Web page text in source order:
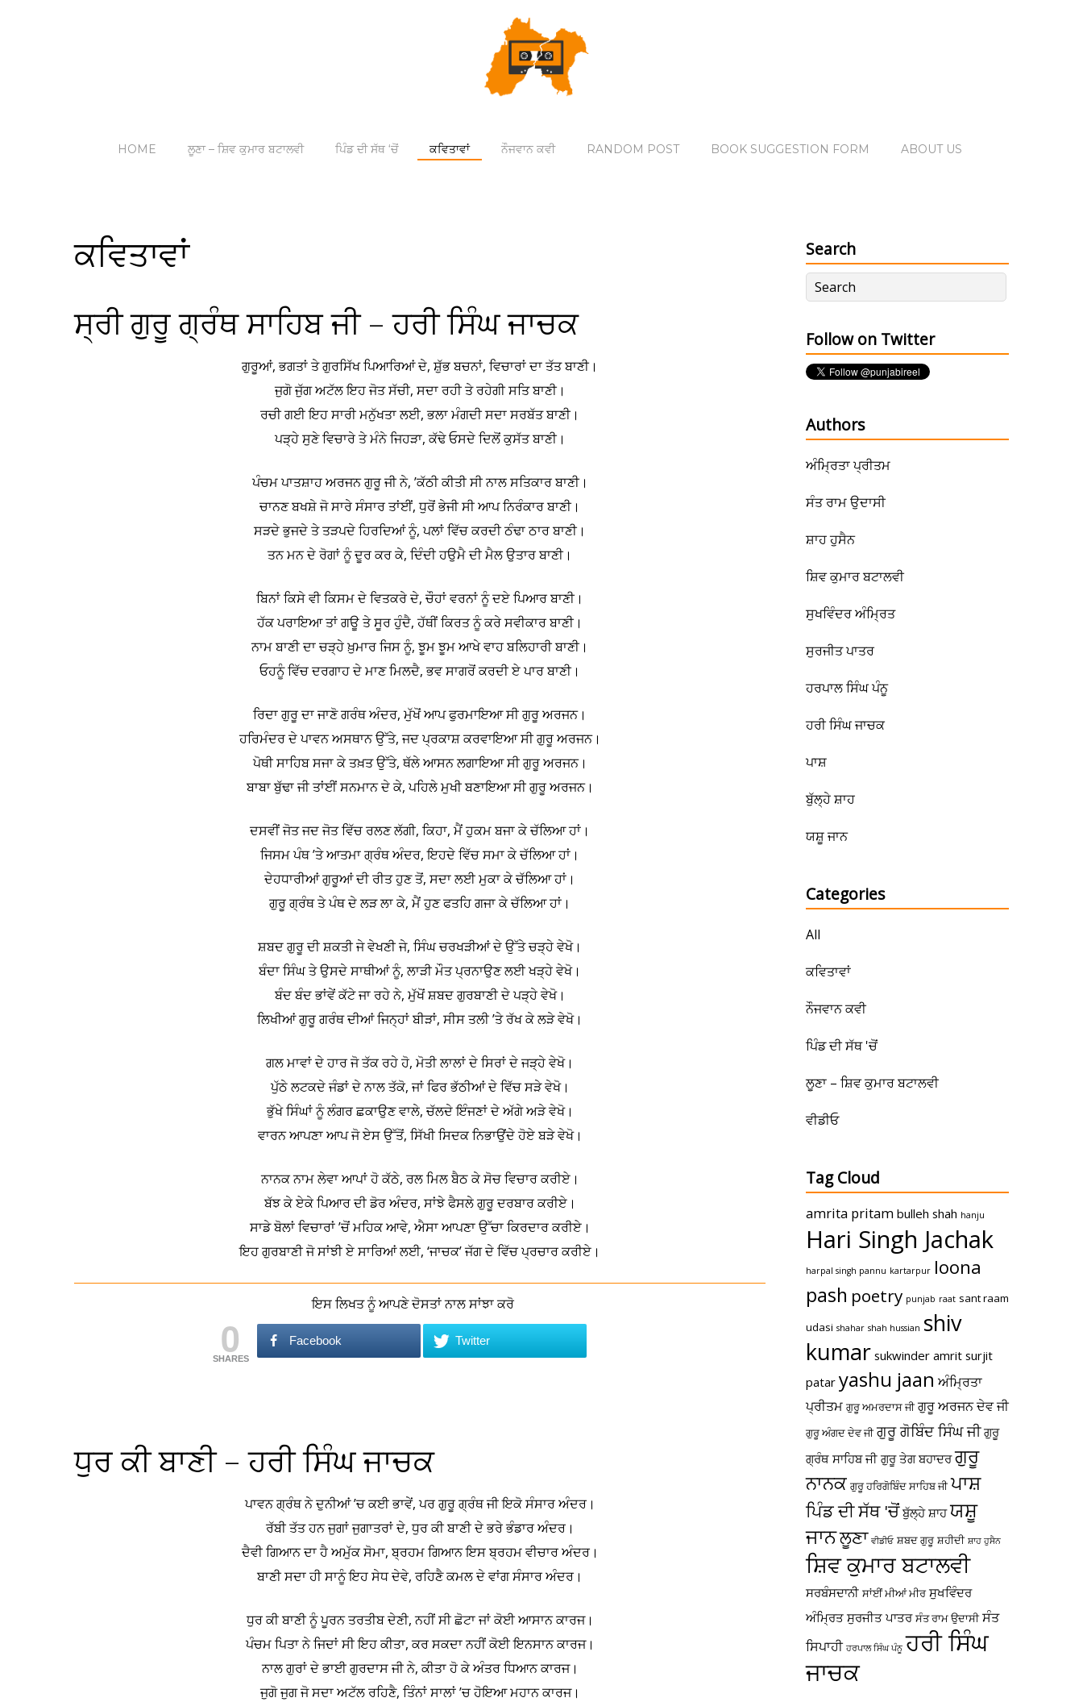
HOME ਲੂਣਾ – ਸ਼ਿਵ ਕੁਮਾਰ ਬਟਾਲਵੀ ਪਿੰਡ ਦੀ ਸੱਥ ‘ਚੋਂ ਕਵਿਤਾਵਾਂ ਨੌਜਵਾਨ ਕਵੀ RANDOM POST BOOK SUGGESTION FORM ABOUT US
ਕਵਿਤਾਵਾਂ
ਸ੍ਰੀ ਗੁਰੂ ਗ੍ਰੰਥ ਸਾਹਿਬ ਜੀ – ਹਰੀ ਸਿੰਘ ਜਾਚਕ
ਗੁਰੂਆਂ, ਭਗਤਾਂ ਤੇ ਗੁਰਸਿੱਖ ਪਿਆਰਿਆਂ ਦੇ, ਸ਼ੁੱਭ ਬਚਨਾਂ, ਵਿਚਾਰਾਂ ਦਾ ਤੱਤ ਬਾਣੀ।
ਜੁਗੋ ਜੁੱਗ ਅਟੱਲ ਇਹ ਜੋਤ ਸੱਚੀ, ਸਦਾ ਰਹੀ ਤੇ ਰਹੇਗੀ ਸਤਿ ਬਾਣੀ।
ਰਚੀ ਗਈ ਇਹ ਸਾਰੀ ਮਨੁੱਖਤਾ ਲਈ, ਭਲਾ ਮੰਗਦੀ ਸਦਾ ਸਰਬੱਤ ਬਾਣੀ।
ਪੜ੍ਹੇ ਸੁਣੇ ਵਿਚਾਰੇ ਤੇ ਮੰਨੇ ਜਿਹੜਾ, ਕੱਢੇ ਓਸਦੇ ਦਿਲੋਂ ਕੁਸੱਤ ਬਾਣੀ।
ਪੰਚਮ ਪਾਤਸ਼ਾਹ ਅਰਜਨ ਗੁਰੂ ਜੀ ਨੇ, ’ਕੱਠੀ ਕੀਤੀ ਸੀ ਨਾਲ ਸਤਿਕਾਰ ਬਾਣੀ।
ਚਾਨਣ ਬਖਸ਼ੇ ਜੋ ਸਾਰੇ ਸੰਸਾਰ ਤਾਂਈਂ, ਧੁਰੋਂ ਭੇਜੀ ਸੀ ਆਪ ਨਿਰੰਕਾਰ ਬਾਣੀ।
ਸੜਦੇ ਭੁਜਦੇ ਤੇ ਤੜਪਦੇ ਹਿਰਦਿਆਂ ਨੂੰ, ਪਲਾਂ ਵਿੱਚ ਕਰਦੀ ਠੰਢਾ ਠਾਰ ਬਾਣੀ।
ਤਨ ਮਨ ਦੇ ਰੋਗਾਂ ਨੂੰ ਦੂਰ ਕਰ ਕੇ, ਦਿੰਦੀ ਹਉਮੈ ਦੀ ਮੈਲ ਉਤਾਰ ਬਾਣੀ।
ਬਿਨਾਂ ਕਿਸੇ ਵੀ ਕਿਸਮ ਦੇ ਵਿਤਕਰੇ ਦੇ, ਚੌਹਾਂ ਵਰਨਾਂ ਨੂੰ ਦਏ ਪਿਆਰ ਬਾਣੀ।
ਹੱਕ ਪਰਾਇਆ ਤਾਂ ਗਊ ਤੇ ਸੂਰ ਹੁੰਦੈ, ਹੱਥੀਂ ਕਿਰਤ ਨੂੰ ਕਰੇ ਸਵੀਕਾਰ ਬਾਣੀ।
ਨਾਮ ਬਾਣੀ ਦਾ ਚੜ੍ਹੇ ਖ਼ੁਮਾਰ ਜਿਸ ਨੂੰ, ਝੂਮ ਝੂਮ ਆਖੇ ਵਾਹ ਬਲਿਹਾਰੀ ਬਾਣੀ।
ਓਹਨੂੰ ਵਿੱਚ ਦਰਗਾਹ ਦੇ ਮਾਣ ਮਿਲਦੈ, ਭਵ ਸਾਗਰੋਂ ਕਰਦੀ ਏ ਪਾਰ ਬਾਣੀ।
ਰਿਦਾ ਗੁਰੂ ਦਾ ਜਾਣੋ ਗਰੰਥ ਅੰਦਰ, ਮੁੱਖੋਂ ਆਪ ਫੁਰਮਾਇਆ ਸੀ ਗੁਰੂ ਅਰਜਨ।
ਹਰਿਮੰਦਰ ਦੇ ਪਾਵਨ ਅਸਥਾਨ ਉੱਤੇ, ਜਦ ਪ੍ਰਕਾਸ਼ ਕਰਵਾਇਆ ਸੀ ਗੁਰੂ ਅਰਜਨ।
ਪੋਥੀ ਸਾਹਿਬ ਸਜਾ ਕੇ ਤਖ਼ਤ ਉੱਤੇ, ਥੱਲੇ ਆਸਨ ਲਗਾਇਆ ਸੀ ਗੁਰੂ ਅਰਜਨ।
ਬਾਬਾ ਬੁੱਢਾ ਜੀ ਤਾਂਈਂ ਸਨਮਾਨ ਦੇ ਕੇ, ਪਹਿਲੇ ਮੁਖੀ ਬਣਾਇਆ ਸੀ ਗੁਰੂ ਅਰਜਨ।
ਦਸਵੀਂ ਜੋਤ ਜਦ ਜੋਤ ਵਿੱਚ ਰਲਣ ਲੱਗੀ, ਕਿਹਾ, ਮੈਂ ਹੁਕਮ ਬਜਾ ਕੇ ਚੱਲਿਆ ਹਾਂ।
ਜਿਸਮ ਪੰਥ ’ਤੇ ਆਤਮਾ ਗ੍ਰੰਥ ਅੰਦਰ, ਇਹਦੇ ਵਿੱਚ ਸਮਾ ਕੇ ਚੱਲਿਆ ਹਾਂ।
ਦੇਹਧਾਰੀਆਂ ਗੁਰੂਆਂ ਦੀ ਰੀਤ ਹੁਣ ਤੋਂ, ਸਦਾ ਲਈ ਮੁਕਾ ਕੇ ਚੱਲਿਆ ਹਾਂ।
ਗੁਰੂ ਗ੍ਰੰਥ ਤੇ ਪੰਥ ਦੇ ਲੜ ਲਾ ਕੇ, ਮੈਂ ਹੁਣ ਫਤਹਿ ਗਜਾ ਕੇ ਚੱਲਿਆ ਹਾਂ।
ਸ਼ਬਦ ਗੁਰੂ ਦੀ ਸ਼ਕਤੀ ਜੇ ਵੇਖਣੀ ਜੇ, ਸਿੰਘ ਚਰਖੜੀਆਂ ਦੇ ਉੱਤੇ ਚੜ੍ਹੇ ਵੇਖੋ।
ਬੰਦਾ ਸਿੰਘ ਤੇ ਉਸਦੇ ਸਾਥੀਆਂ ਨੂੰ, ਲਾੜੀ ਮੌਤ ਪ੍ਰਨਾਉਣ ਲਈ ਖੜ੍ਹੇ ਵੇਖੋ।
ਬੰਦ ਬੰਦ ਭਾਂਵੇਂ ਕੱਟੇ ਜਾ ਰਹੇ ਨੇ, ਮੁੱਖੋਂ ਸ਼ਬਦ ਗੁਰਬਾਣੀ ਦੇ ਪੜ੍ਹੇ ਵੇਖੋ।
ਲਿਖੀਆਂ ਗੁਰੂ ਗਰੰਥ ਦੀਆਂ ਜਿਨ੍ਹਾਂ ਬੀੜਾਂ, ਸੀਸ ਤਲੀ ’ਤੇ ਰੱਖ ਕੇ ਲੜੇ ਵੇਖੋ।
ਗਲ ਮਾਵਾਂ ਦੇ ਹਾਰ ਜੋ ਤੱਕ ਰਹੇ ਹੋ, ਮੋਤੀ ਲਾਲਾਂ ਦੇ ਸਿਰਾਂ ਦੇ ਜੜ੍ਹੇ ਵੇਖੋ।
ਪੁੱਠੇ ਲਟਕਦੇ ਜੰਡਾਂ ਦੇ ਨਾਲ ਤੱਕੋ, ਜਾਂ ਫਿਰ ਭੱਠੀਆਂ ਦੇ ਵਿੱਚ ਸੜੇ ਵੇਖੋ।
ਭੁੱਖੇ ਸਿੰਘਾਂ ਨੂੰ ਲੰਗਰ ਛਕਾਉਣ ਵਾਲੇ, ਚੱਲਦੇ ਇੰਜਣਾਂ ਦੇ ਅੱਗੇ ਅੜੇ ਵੇਖੋ।
ਵਾਰਨ ਆਪਣਾ ਆਪ ਜੋ ਏਸ ਉੱਤੋਂ, ਸਿੱਖੀ ਸਿਦਕ ਨਿਭਾਉਂਦੇ ਹੋਏ ਬੜੇ ਵੇਖੋ।
ਨਾਨਕ ਨਾਮ ਲੇਵਾ ਆਪਾਂ ਹੋ ਕੱਠੇ, ਰਲ ਮਿਲ ਬੈਠ ਕੇ ਸੋਚ ਵਿਚਾਰ ਕਰੀਏ।
ਬੱਝ ਕੇ ਏਕੇ ਪਿਆਰ ਦੀ ਡੋਰ ਅੰਦਰ, ਸਾਂਝੇ ਫੈਸਲੇ ਗੁਰੂ ਦਰਬਾਰ ਕਰੀਏ।
ਸਾਡੇ ਬੋਲਾਂ ਵਿਚਾਰਾਂ ’ਚੋਂ ਮਹਿਕ ਆਵੇ, ਐਸਾ ਆਪਣਾ ਉੱਚਾ ਕਿਰਦਾਰ ਕਰੀਏ।
ਇਹ ਗੁਰਬਾਣੀ ਜੋ ਸਾਂਝੀ ਏ ਸਾਰਿਆਂ ਲਈ, ‘ਜਾਚਕ’ ਜੱਗ ਦੇ ਵਿੱਚ ਪ੍ਰਚਾਰ ਕਰੀਏ।
ਇਸ ਲਿਖਤ ਨੂੰ ਆਪਣੇ ਦੋਸਤਾਂ ਨਾਲ ਸਾਂਝਾ ਕਰੋ
0
SHARES
Facebook Twitter
ਧੁਰ ਕੀ ਬਾਣੀ – ਹਰੀ ਸਿੰਘ ਜਾਚਕ
ਪਾਵਨ ਗ੍ਰੰਥ ਨੇ ਦੁਨੀਆਂ ’ਚ ਕਈ ਭਾਵੇਂ, ਪਰ ਗੁਰੂ ਗ੍ਰੰਥ ਜੀ ਇਕੋ ਸੰਸਾਰ ਅੰਦਰ।
ਰੱਬੀ ਤੱਤ ਹਨ ਜੁਗਾਂ ਜੁਗਾਤਰਾਂ ਦੇ, ਧੁਰ ਕੀ ਬਾਣੀ ਦੇ ਭਰੇ ਭੰਡਾਰ ਅੰਦਰ।
ਦੈਵੀ ਗਿਆਨ ਦਾ ਹੈ ਅਮੁੱਕ ਸੋਮਾ, ਬ੍ਰਹਮ ਗਿਆਨ ਇਸ ਬ੍ਰਹਮ ਵੀਚਾਰ ਅੰਦਰ।
ਬਾਣੀ ਸਦਾ ਹੀ ਸਾਨੂੰ ਇਹ ਸੇਧ ਦੇਵੇ, ਰਹਿਣੈ ਕਮਲ ਦੇ ਵਾਂਗ ਸੰਸਾਰ ਅੰਦਰ।
ਧੁਰ ਕੀ ਬਾਣੀ ਨੂੰ ਪੂਰਨ ਤਰਤੀਬ ਦੇਣੀ, ਨਹੀਂ ਸੀ ਛੋਟਾ ਜਾਂ ਕੋਈ ਆਸਾਨ ਕਾਰਜ।
ਪੰਚਮ ਪਿਤਾ ਨੇ ਜਿਦਾਂ ਸੀ ਇਹ ਕੀਤਾ, ਕਰ ਸਕਦਾ ਨਹੀਂ ਕੋਈ ਇਨਸਾਨ ਕਾਰਜ।
ਨਾਲ ਗੁਰਾਂ ਦੇ ਭਾਈ ਗੁਰਦਾਸ ਜੀ ਨੇ, ਕੀਤਾ ਹੋ ਕੇ ਅੰਤਰ ਧਿਆਨ ਕਾਰਜ।
ਜੁਗੋ ਜੁਗ ਜੋ ਸਦਾ ਅਟੱਲ ਰਹਿਣੈ, ਤਿੰਨਾਂ ਸਾਲਾਂ ’ਚ ਹੋਇਆ ਮਹਾਨ ਕਾਰਜ।
Search
Follow on Twitter
Authors
ਅੰਮ੍ਰਿਤਾ ਪ੍ਰੀਤਮ
ਸੰਤ ਰਾਮ ਉਦਾਸੀ
ਸ਼ਾਹ ਹੁਸੈਨ
ਸ਼ਿਵ ਕੁਮਾਰ ਬਟਾਲਵੀ
ਸੁਖਵਿੰਦਰ ਅੰਮ੍ਰਿਤ
ਸੁਰਜੀਤ ਪਾਤਰ
ਹਰਪਾਲ ਸਿੰਘ ਪੰਨੂ
ਹਰੀ ਸਿੰਘ ਜਾਚਕ
ਪਾਸ਼
ਬੁੱਲ੍ਹੇ ਸ਼ਾਹ
ਯਸ਼ੂ ਜਾਨ
Categories
All
ਕਵਿਤਾਵਾਂ
ਨੌਜਵਾਨ ਕਵੀ
ਪਿੰਡ ਦੀ ਸੱਥ 'ਚੋਂ
ਲੂਣਾ – ਸ਼ਿਵ ਕੁਮਾਰ ਬਟਾਲਵੀ
ਵੀਡੀਓ
Tag Cloud
amrita pritam bulleh shah hanju
Hari Singh Jachak
harpal singh pannu kartarpur loona
pash poetry punjab raat sant raam
udasi shahar shah hussian shiv
kumar sukwinder amrit surjit
patar yashu jaan ਅੰਮ੍ਰਿਤਾ
ਪ੍ਰੀਤਮ ਗੁਰੂ ਅਮਰਦਾਸ ਜੀ ਗੁਰੂ ਅਰਜਨ ਦੇਵ ਜੀ
ਗੁਰੂ ਅੰਗਦ ਦੇਵ ਜੀ ਗੁਰੂ ਗੋਬਿੰਦ ਸਿੰਘ ਜੀ ਗੁਰੂ
ਗ੍ਰੰਥ ਸਾਹਿਬ ਜੀ ਗੁਰੂ ਤੇਗ ਬਹਾਦਰ ਗੁਰੂ
ਨਾਨਕ ਗੁਰੂ ਹਰਿਗੋਬਿੰਦ ਸਾਹਿਬ ਜੀ ਪਾਸ਼
ਪਿੰਡ ਦੀ ਸੱਥ 'ਚੋਂ ਬੁੱਲ੍ਹੇ ਸ਼ਾਹ ਯਸ਼ੂ
ਜਾਨਲੂਣਾ ਵੀਡੀਓ ਸ਼ਬਦ ਗੁਰੂ ਸ਼ਹੀਦੀ ਸ਼ਾਹ ਹੁਸੈਨ
ਸ਼ਿਵ ਕੁਮਾਰ ਬਟਾਲਵੀ
ਸਰਬੰਸਦਾਨੀ ਸਾਂਈਂ ਮੀਆਂ ਮੀਰ ਸੁਖਵਿੰਦਰ
ਅੰਮ੍ਰਿਤ ਸੁਰਜੀਤ ਪਾਤਰ ਸੰਤ ਰਾਮ ਉਦਾਸੀ ਸੰਤ
ਸਿਪਾਹੀ ਹਰਪਾਲ ਸਿੰਘ ਪੰਨੂ ਹਰੀ ਸਿੰਘ
ਜਾਚਕ